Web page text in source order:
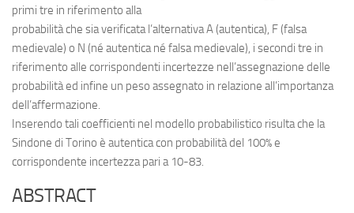
primi tre in riferimento alla
probabilità che sia verificata l’alternativa A (autentica), F (falsa
medievale) o N (né autentica né falsa medievale), i secondi tre in
riferimento alle corrispondenti incertezze nell’assegnazione delle
probabilità ed infine un peso assegnato in relazione all’importanza
dell’affermazione.
Inserendo tali coefficienti nel modello probabilistico risulta che la
Sindone di Torino è autentica con probabilità del 100% e
corrispondente incertezza pari a 10-83.
ABSTRACT